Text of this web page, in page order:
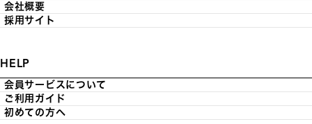
会社概要
採用サイト
HELP
会員サービスについて
ご利用ガイド
初めての方へ